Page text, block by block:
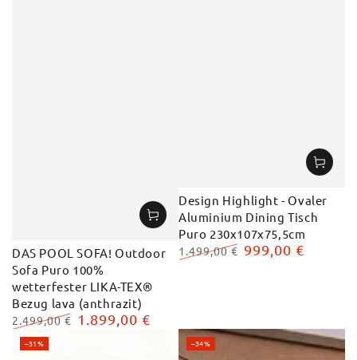
DAS POOL SOFA! Outdoor
Sofa Puro 100%
wetterfester LIKA-TEX®
Bezug lava (anthrazit)
Regulärer
Preis
2.499,00 € 1.899,00 €
Design Highlight - Ovaler
Aluminium Dining Tisch
Puro 230x107x75,5cm
1.499,00 € 999,00 €
–31% –34%